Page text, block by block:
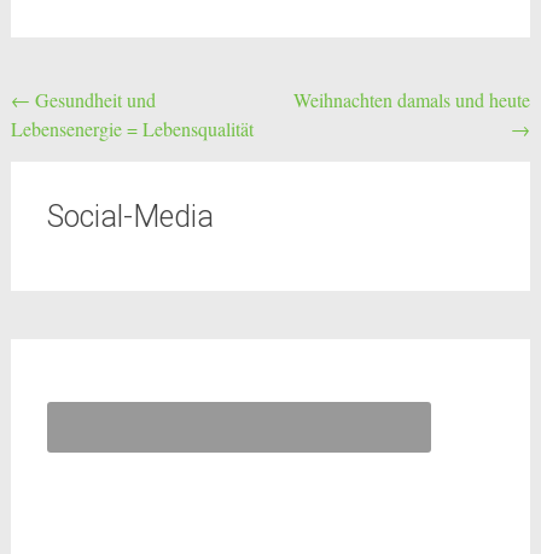
Post
navigation
← Gesundheit und
Lebensenergie = Lebensqualität
Weihnachten damals und heute
→
Social-Media